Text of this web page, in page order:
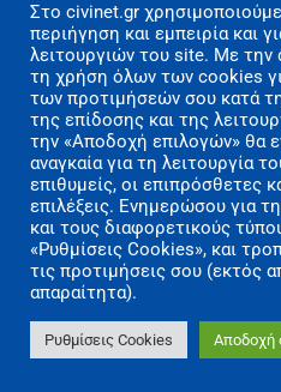
Όροι Χρήσης/
Copyright 2026
A.M.K.E. All rights
Στo civinet.gr
περιήγηση και εμπειρία και
λειτουργιών του site. Με
τη χρήση όλων των cookies
των προτιμήσεών σου κατά
της επίδοσης και της
την «Αποδοχή επιλογών» θα
αναγκαία για τη λειτουργία
επιθυμείς, οι επιπρόσθετες
επιλέξεις. Ενημερώσου για
και τους διαφορετικούς
«Ρυθμίσεις Cookies», και
τις προτιμήσεις σου (εκτός
απαραίτητα).
Ρυθμίσεις Cookies Αποδοχή